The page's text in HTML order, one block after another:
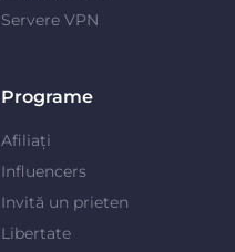
Servere VPN
Programe
Afiliați
Influencers
Invită un prieten
Libertate